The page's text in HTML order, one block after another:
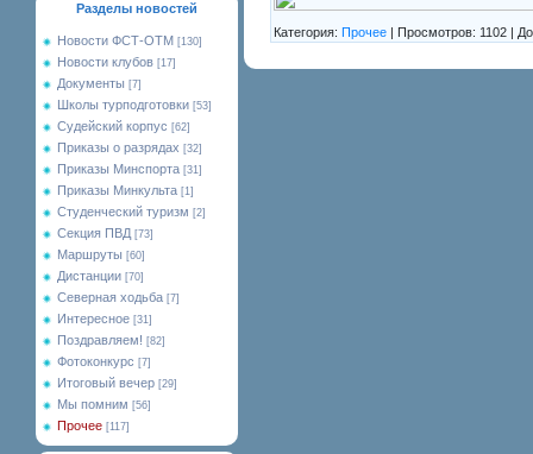
Разделы новостей
Новости ФСТ-ОТМ [130]
Новости клубов [17]
Документы [7]
Школы турподготовки [53]
Судейский корпус [62]
Приказы о разрядах [32]
Приказы Минспорта [31]
Приказы Минкульта [1]
Студенческий туризм [2]
Секция ПВД [73]
Маршруты [60]
Дистанции [70]
Северная ходьба [7]
Интересное [31]
Поздравляем! [82]
Фотоконкурс [7]
Итоговый вечер [29]
Мы помним [56]
Прочее [117]
Категория: Прочее | Просмотров: 1102 |